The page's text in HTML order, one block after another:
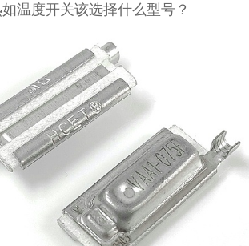
温度开关该选择什么型号？